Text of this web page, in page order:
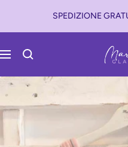
contenuto
SPEDIZIONE
Navigazione
Glam
Store